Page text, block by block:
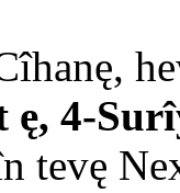
4-
tevę